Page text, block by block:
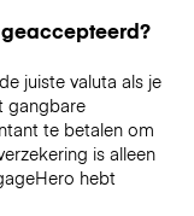
juiste valuta als je
gangbare
te betalen om
is alleen
hebt